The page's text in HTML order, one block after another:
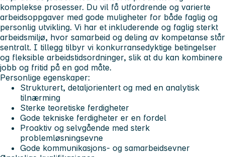
komplekse prosesser. Du vil få utfordrende og varierte
arbeidsoppgaver med gode muligheter for både faglig og
personlig utvikling. Vi har et inkluderende og faglig sterkt
arbeidsmiljø, hvor samarbeid og deling av kompetanse står
sentralt. I tillegg tilbyr vi konkurransedyktige betingelser
og fleksible arbeidstidsordninger, slik at du kan kombinere
jobb og fritid på en god måte.
Personlige egenskaper:
Strukturert, detaljorientert og med en analytisk
tilnærming
Sterke teoretiske ferdigheter
Gode tekniske ferdigheter er en fordel
Proaktiv og selvgående med sterk
problemløsningsevne
Gode kommunikasjons- og samarbeidsevner